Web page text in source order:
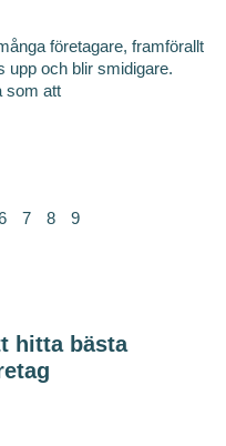
företagare, framförallt
upp och blir smidigare.
som att
7 8 9
hitta bästa